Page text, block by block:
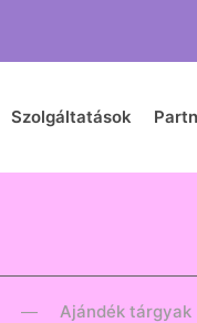
Szolgáltatások
Ajándék tárgyak